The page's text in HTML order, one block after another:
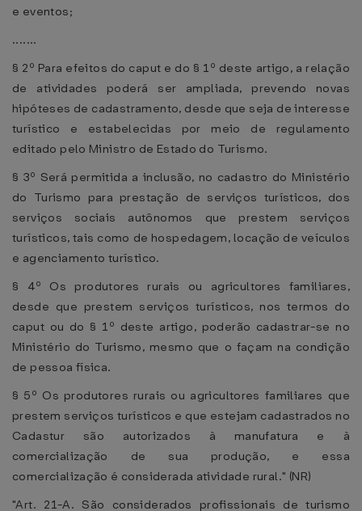
e eventos;
.......
§ 2º Para efeitos do caput e do § 1º deste artigo, a relação
de atividades poderá ser ampliada, prevendo novas
hipóteses de cadastramento, desde que seja de interesse
turístico e estabelecidas por meio de regulamento
editado pelo Ministro de Estado do Turismo.
§ 3º Será permitida a inclusão, no cadastro do Ministério
do Turismo para prestação de serviços turísticos, dos
serviços sociais autônomos que prestem serviços
turísticos, tais como de hospedagem, locação de veículos
e agenciamento turístico.
§ 4º Os produtores rurais ou agricultores familiares,
desde que prestem serviços turísticos, nos termos do
caput ou do § 1º deste artigo, poderão cadastrar-se no
Ministério do Turismo, mesmo que o façam na condição
de pessoa física.
§ 5º Os produtores rurais ou agricultores familiares que
prestem serviços turísticos e que estejam cadastrados no
Cadastur são autorizados à manufatura e à
comercialização de sua produção, e essa
comercialização é considerada atividade rural." (NR)
"Art. 21-A. São considerados profissionais de turismo